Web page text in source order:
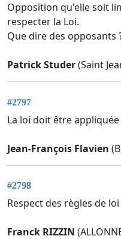
Opposition qu'elle soit
respecter la Loi.
Que dire des opposants
Patrick Studer(Saint
#2797
La loi doit être
Jean-François Flavien
#2798
Respect des règles de
Franck RIZZIN